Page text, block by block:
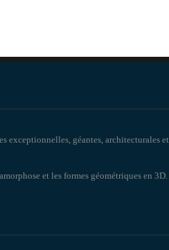
exceptionnelles, géantes, architecturales
et les formes géométriques en 3D.